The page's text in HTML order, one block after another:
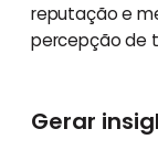
reputação e
percepção de
Gerar